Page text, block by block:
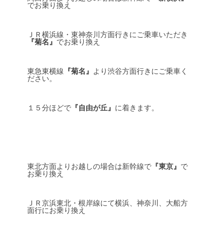
でお乗り換え
ＪＲ横浜線・東神奈川方面行きにご乗車いただき
『菊名』 でお乗り換え
東急東横線 『菊名』 より渋谷方面行きにご乗車く
ださい。
１５分ほどで 『自由が丘』 に着きます。
東北方面よりお越しの場合は新幹線で 『東京』 で
お乗り換え
ＪＲ京浜東北・根岸線にて横浜、神奈川、大船方
面行にお乗り換え